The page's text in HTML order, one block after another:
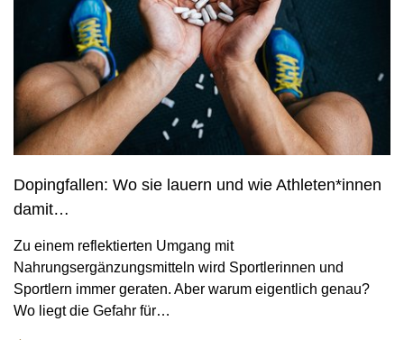
Dopingfallen: Wo sie lauern und wie Athleten*innen
damit…
Zu einem reflektierten Umgang mit
Nahrungsergänzungsmitteln wird Sportlerinnen und
Sportlern immer geraten. Aber warum eigentlich genau?
Wo liegt die Gefahr für…